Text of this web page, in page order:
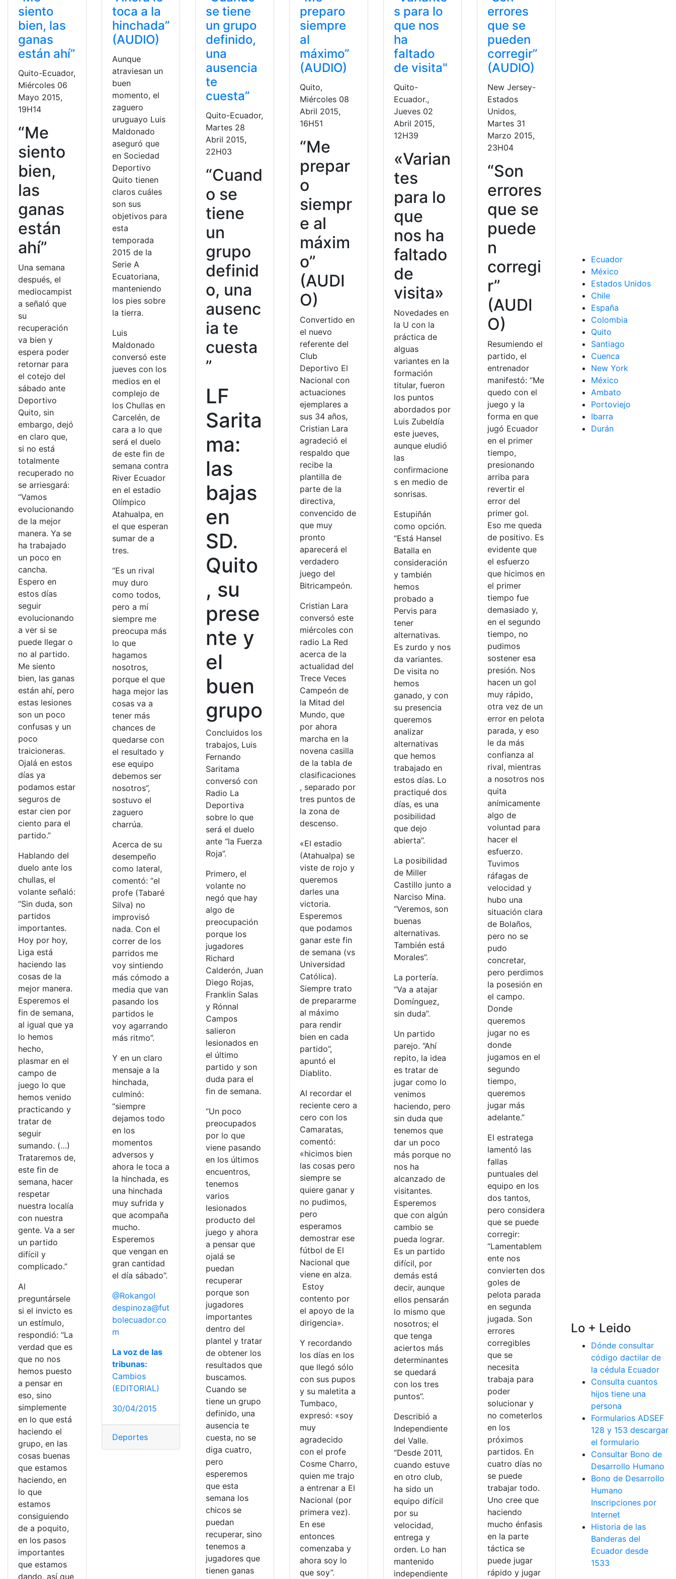
siento
bien, las
ganas
están ahí”
Quito-Ecuador,
Miércoles 06
Mayo 2015,
19H14
“Me
siento
bien,
las
ganas
están
ahí”
Una semana
después, el
mediocampist
a señaló que
su
recuperación
va bien y
espera poder
retornar para
el cotejo del
sábado ante
Deportivo
Quito, sin
embargo, dejó
en claro que,
si no está
totalmente
recuperado no
se arriesgará:
“Vamos
evolucionando
de la mejor
manera. Ya se
ha trabajado
un poco en
cancha.
Espero en
estos días
seguir
evolucionando
a ver si se
puede llegar o
no al partido.
Me siento
bien, las ganas
están ahí, pero
estas lesiones
son un poco
confusas y un
poco
traicioneras.
Ojalá en estos
días ya
podamos estar
seguros de
estar cien por
ciento para el
partido.”
Hablando del
duelo ante los
chullas, el
volante señaló:
“Sin duda, son
partidos
importantes.
Hoy por hoy,
Liga está
haciendo las
cosas de la
mejor manera.
Esperemos el
fin de semana,
al igual que ya
lo hemos
hecho,
plasmar en el
campo de
juego lo que
hemos venido
practicando y
tratar de
seguir
sumando. (…)
Trataremos de,
este fin de
semana, hacer
respetar
nuestra localía
con nuestra
gente. Va a ser
un partido
difícil y
complicado.”
Al
preguntársele
si el invicto es
un estímulo,
respondió: “La
verdad que es
que no nos
hemos puesto
a pensar en
eso, sino
simplemente
en lo que está
haciendo el
grupo, en las
cosas buenas
que estamos
haciendo, en
lo que
estamos
consiguiendo
de a poquito,
en los pasos
importantes
que estamos
dando, así que
toca a la
hinchada”
(AUDIO)
Aunque
atraviesan un
buen
momento, el
zaguero
uruguayo Luis
Maldonado
aseguró que
en Sociedad
Deportivo
Quito tienen
claros cuáles
son sus
objetivos para
esta
temporada
2015 de la
Serie A
Ecuatoriana,
manteniendo
los pies sobre
la tierra.
Luis
Maldonado
conversó este
jueves con los
medios en el
complejo de
los Chullas en
Carcelén, de
cara a lo que
será el duelo
de este fin de
semana contra
River Ecuador
en el estadio
Olímpico
Atahualpa, en
el que esperan
sumar de a
tres.
“Es un rival
muy duro
como todos,
pero a mí
siempre me
preocupa más
lo que
hagamos
nosotros,
porque el que
haga mejor las
cosas va a
tener más
chances de
quedarse con
el resultado y
ese equipo
debemos ser
nosotros”,
sostuvo el
zaguero
charrúa.
Acerca de su
desempeño
como lateral,
comentó: “el
profe (Tabaré
Silva) no
improvisó
nada. Con el
correr de los
parridos me
voy sintiendo
más cómodo a
media que van
pasando los
partidos le
voy agarrando
más ritmo”.
Y en un claro
mensaje a la
hinchada,
culminó:
“siempre
dejamos todo
en los
momentos
adversos y
ahora le toca a
la hinchada, es
una hinchada
muy sufrida y
que acompaña
mucho.
Esperemos
que vengan en
gran cantidad
el día sábado”.
@Rokangol
despinoza@fut
bolecuador.co
m
La voz de las
tribunas:
Cambios
(EDITORIAL)
30/04/2015
Deportes
se tiene
un grupo
definido,
una
ausencia
te
cuesta”
Quito-Ecuador,
Martes 28
Abril 2015,
22H03
“Cuand
o se
tiene
un
grupo
definid
o, una
ausenc
ia te
cuesta
”
LF
Sarita
ma:
las
bajas
en
SD.
Quito
, su
prese
nte y
el
buen
grupo
Concluidos los
trabajos, Luis
Fernando
Saritama
conversó con
Radio La
Deportiva
sobre lo que
será el duelo
ante “la Fuerza
Roja”.
Primero, el
volante no
negó que hay
algo de
preocupación
porque los
jugadores
Richard
Calderón, Juan
Diego Rojas,
Franklin Salas
y Rónnal
Campos
salieron
lesionados en
el último
partido y son
duda para el
fin de semana.
“Un poco
preocupados
por lo que
viene pasando
en los últimos
encuentros,
tenemos
varios
lesionados
producto del
juego y ahora
a pensar que
ojalá se
puedan
recuperar
porque son
jugadores
importantes
dentro del
plantel y tratar
de obtener los
resultados que
buscamos.
Cuando se
tiene un grupo
definido, una
ausencia te
cuesta, no se
diga cuatro,
pero
esperemos
que esta
semana los
chicos se
puedan
recuperar, sino
tenemos a
jugadores que
tienen ganas
preparo
siempre
al
máximo”
(AUDIO)
Quito,
Miércoles 08
Abril 2015,
16H51
“Me
prepar
o
siempr
e al
máxim
o”
(AUDI
O)
Convertido en
el nuevo
referente del
Club
Deportivo El
Nacional con
actuaciones
ejemplares a
sus 34 años,
Cristian Lara
agradeció el
respaldo que
recibe la
plantilla de
parte de la
directiva,
convencido de
que muy
pronto
aparecerá el
verdadero
juego del
Bitricampeón.
Cristian Lara
conversó este
miércoles con
radio La Red
acerca de la
actualidad del
Trece Veces
Campeón de
la Mitad del
Mundo, que
por ahora
marcha en la
novena casilla
de la tabla de
clasificaciones
, separado por
tres puntos de
la zona de
descenso.
«El estadio
(Atahualpa) se
viste de rojo y
queremos
darles una
victoria.
Esperemos
que podamos
ganar este fin
de semana (vs
Universidad
Católica).
Siempre trato
de prepararme
al máximo
para rendir
bien en cada
partido”,
apuntó el
Diablito.
Al recordar el
reciente cero a
cero con los
Camaratas,
comentó:
«hicimos bien
las cosas pero
siempre se
quiere ganar y
no pudimos,
pero
esperamos
demostrar ese
fútbol de El
Nacional que
viene en alza.
Estoy
contento por
el apoyo de la
dirigencia».
Y recordando
los días en los
que llegó sólo
con sus pupos
y su maletita a
Tumbaco,
expresó: «soy
muy
agradecido
con el profe
Cosme Charro,
quien me trajo
a entrenar a El
Nacional (por
primera vez).
En ese
entonces
comenzaba y
ahora soy lo
que soy”.
s para lo
que nos
ha
faltado
de visita"
Quito-
Ecuador.,
Jueves 02
Abril 2015,
12H39
«Varian
tes
para lo
que
nos ha
faltado
de
visita»
Novedades en
la U con la
práctica de
alguas
variantes en la
formación
titular, fueron
los puntos
abordados por
Luis Zubeldía
este jueves,
aunque eludió
las
confirmacione
s en medio de
sonrisas.
Estupiñán
como opción.
“Está Hansel
Batalla en
consideración
y también
hemos
probado a
Pervis para
tener
alternativas.
Es zurdo y nos
da variantes.
De visita no
hemos
ganado, y con
su presencia
queremos
analizar
alternativas
que hemos
trabajado en
estos días. Lo
practiqué dos
días, es una
posibilidad
que dejo
abierta”.
La posibilidad
de Miller
Castillo junto a
Narciso Mina.
“Veremos, son
buenas
alternativas.
También está
Morales”.
La portería.
“Va a atajar
Domínguez,
sin duda”.
Un partido
parejo. “Ahí
repito, la idea
es tratar de
jugar como lo
venimos
haciendo, pero
sin duda que
tenemos que
dar un poco
más porque no
nos ha
alcanzado de
visitantes.
Esperemos
que con algún
cambio se
pueda lograr.
Es un partido
difícil, por
demás está
decir, aunque
ellos pensarán
lo mismo que
nosotros; el
que tenga
aciertos más
determinantes
se quedará
con los tres
puntos”.
Describió a
Independiente
del Valle.
“Desde 2011,
cuando estuve
en otro club,
ha sido un
equipo difícil
por su
velocidad,
entrega y
orden. Lo han
mantenido
independiente
errores
que se
pueden
corregir”
(AUDIO)
New Jersey-
Estados
Unidos,
Martes 31
Marzo 2015,
23H04
“Son
errores
que se
puede
n
corregi
r”
(AUDI
O)
Resumiendo el
partido, el
entrenador
manifestó: “Me
quedo con el
juego y la
forma en que
jugó Ecuador
en el primer
tiempo,
presionando
arriba para
revertir el
error del
primer gol.
Eso me queda
de positivo. Es
evidente que
el esfuerzo
que hicimos en
el primer
tiempo fue
demasiado y,
en el segundo
tiempo, no
pudimos
sostener esa
presión. Nos
hacen un gol
muy rápido,
otra vez de un
error en pelota
parada, y eso
le da más
confianza al
rival, mientras
a nosotros nos
quita
anímicamente
algo de
voluntad para
hacer el
esfuerzo.
Tuvimos
ráfagas de
velocidad y
hubo una
situación clara
de Bolaños,
pero no se
pudo
concretar,
pero perdimos
la posesión en
el campo.
Donde
queremos
jugar no es
donde
jugamos en el
segundo
tiempo,
queremos
jugar más
adelante.”
El estratega
lamentó las
fallas
puntuales del
equipo en los
dos tantos,
pero considera
que se puede
corregir:
“Lamentablem
ente nos
convierten dos
goles de
pelota parada
en segunda
jugada. Son
errores
corregibles
que se
necesita
trabaja para
poder
solucionar y
no cometerlos
en los
próximos
partidos. En
cuatro días no
se puede
trabajar todo.
Uno cree que
haciendo
mucho énfasis
en la parte
táctica se
puede jugar
rápido y jugar
Ecuador
México
Estados Unidos
Chile
España
Colombia
Quito
Santiago
Cuenca
New York
México
Ambato
Portoviejo
Ibarra
Durán
Lo + Leido
Dónde consultar
código dactilar de
la cédula Ecuador
Consulta cuantos
hijos tiene una
persona
Formularios ADSEF
128 y 153 descargar
el formulario
Consultar Bono de
Desarrollo Humano
Bono de Desarrollo
Humano
Inscripciones por
Internet
Historia de las
Banderas del
Ecuador desde
1533